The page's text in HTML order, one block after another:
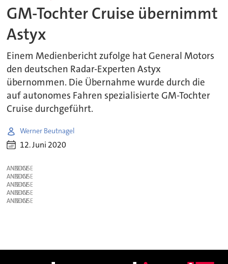
GM-Tochter Cruise übernimmt
Astyx
Einem Medienbericht zufolge hat General Motors
den deutschen Radar-Experten Astyx
übernommen. Die Übernahme wurde durch die
auf autonomes Fahren spezialisierte GM-Tochter
Cruise durchgeführt.
Werner Beutnagel
12. Juni 2020
ANZEIGE
ANZEIGE
ANZEIGE
ANZEIGE
ANZEIGE